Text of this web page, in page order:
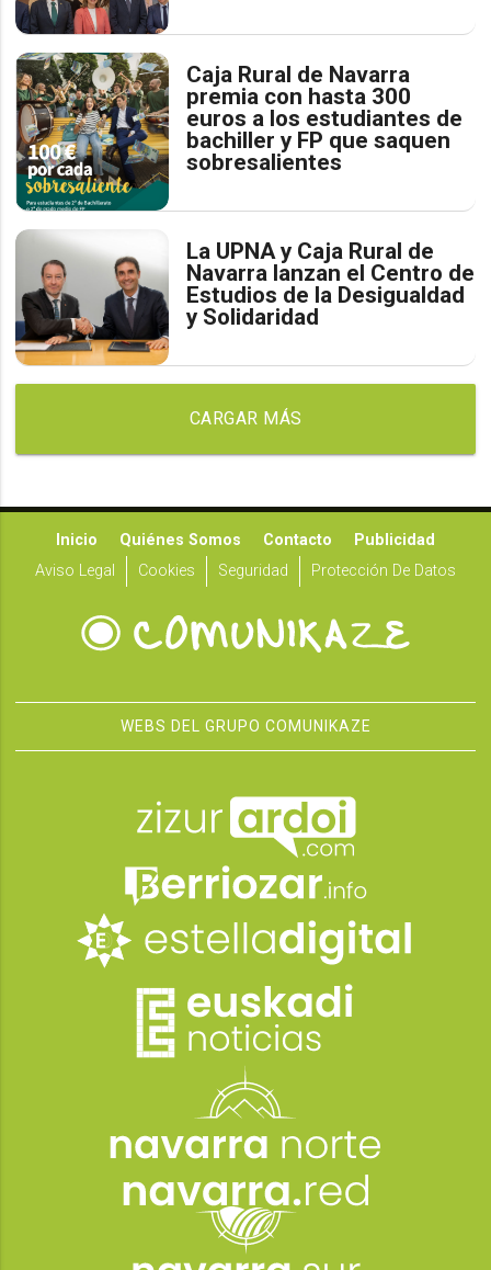
Caja Rural de Navarra
premia con hasta 300
euros a los estudiantes de
bachiller y FP que saquen
sobresalientes
La UPNA y Caja Rural de
Navarra lanzan el Centro de
Estudios de la Desigualdad
y Solidaridad
CARGAR MÁS
Inicio Quiénes Somos Contacto
Publicidad
Aviso Legal
Cookies Seguridad Protección De Datos
WEBS DEL GRUPO COMUNIKAZE